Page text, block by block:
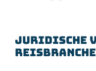
Juridische